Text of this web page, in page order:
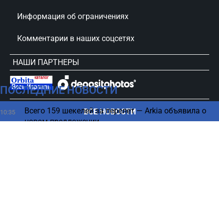
ПОСЛЕДНИЕ НОВОСТИ
10:35
Всего 159 шекелей за перелет — Arkia объявила о
новом предложении
ВСЕ НОВОСТИ
Информация об ограничениях
Комментарии в наших соцсетях
НАШИ ПАРТНЕРЫ
сursorinfo.co.il © Все права защищены